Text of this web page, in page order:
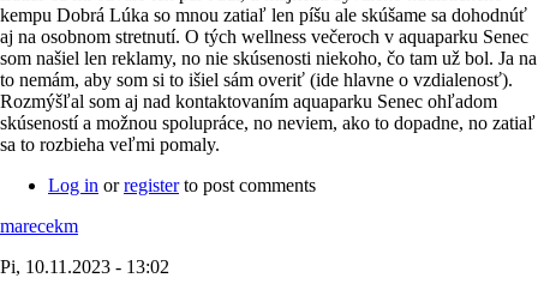
kempu Dobrá Lúka so mnou zatiaľ len píšu ale skúšame sa dohodnúť
aj na osobnom stretnutí. O tých wellness večeroch v aquaparku Senec
som našiel len reklamy, no nie skúsenosti niekoho, čo tam už bol. Ja na
to nemám, aby som si to išiel sám overiť (ide hlavne o vzdialenosť).
Rozmýšľal som aj nad kontaktovaním aquaparku Senec ohľadom
skúseností a možnou spolupráce, no neviem, ako to dopadne, no zatiaľ
sa to rozbieha veľmi pomaly.
Log in orregisterto post comments
marecekm
Pi, 10.11.2023 - 13:02